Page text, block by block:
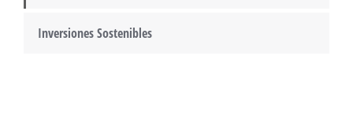
Inversiones Sostenibles